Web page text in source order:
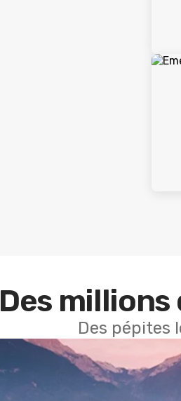
Des
Des pépites